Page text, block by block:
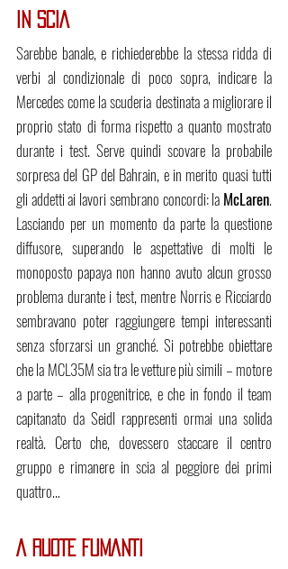
IN SCIA
Sarebbe banale, e richiederebbe la stessa ridda di
verbi al condizionale di poco sopra, indicare la
Mercedes come la scuderia destinata a migliorare il
proprio stato di forma rispetto a quanto mostrato
durante i test. Serve quindi scovare la probabile
sorpresa del GP del Bahrain, e in merito quasi tutti
gli addetti ai lavori sembrano concordi: la McLaren.
Lasciando per un momento da parte la questione
diffusore, superando le aspettative di molti le
monoposto papaya non hanno avuto alcun grosso
problema durante i test, mentre Norris e Ricciardo
sembravano poter raggiungere tempi interessanti
senza sforzarsi un granché. Si potrebbe obiettare
che la MCL35M sia tra le vetture più simili – motore
a parte – alla progenitrice, e che in fondo il team
capitanato da Seidl rappresenti ormai una solida
realtà. Certo che, dovessero staccare il centro
gruppo e rimanere in scia al peggiore dei primi
quattro…
A RUOTE FUMANTI